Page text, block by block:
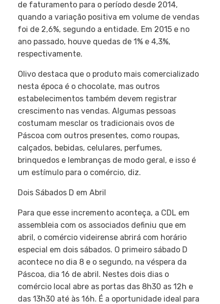
de faturamento para o período desde 2014,
quando a variação positiva em volume de vendas
foi de 2,6%, segundo a entidade. Em 2015 e no
ano passado, houve quedas de 1% e 4,3%,
respectivamente.
Olivo destaca que o produto mais comercializado
nesta época é o chocolate, mas outros
estabelecimentos também devem registrar
crescimento nas vendas. Algumas pessoas
costumam mesclar os tradicionais ovos de
Páscoa com outros presentes, como roupas,
calçados, bebidas, celulares, perfumes,
brinquedos e lembranças de modo geral, e isso é
um estímulo para o comércio, diz.
Dois Sábados D em Abril
Para que esse incremento aconteça, a CDL em
assembleia com os associados definiu que em
abril, o comércio videirense abrirá com horário
especial em dois sábados. O primeiro sábado D
acontece no dia 8 e o segundo, na véspera da
Páscoa, dia 16 de abril. Nestes dois dias o
comércio local abre as portas das 8h30 as 12h e
das 13h30 até às 16h. É a oportunidade ideal para